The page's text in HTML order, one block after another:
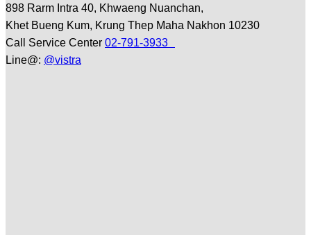
898 Rarm Intra 40, Khwaeng Nuanchan,
Khet Bueng Kum, Krung Thep Maha Nakhon 10230
Call Service Center 02-791-3933
Line@: @vistra